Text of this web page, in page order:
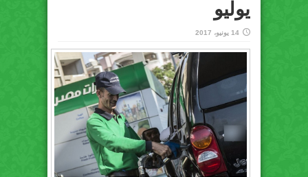
يوليو
14 يونيو، 2017